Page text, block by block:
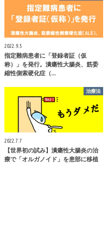
2022.9.5
指定難病患者に「登録者証（仮
称）」を発行。潰瘍性大腸炎、筋委
縮性側索硬化症（…
治療法
2022.7.7
【世界初の試み】潰瘍性大腸炎の治
療で「オルガノイド」を患部に移植